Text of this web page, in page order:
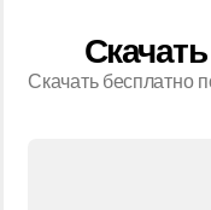
Скачать бесплатно